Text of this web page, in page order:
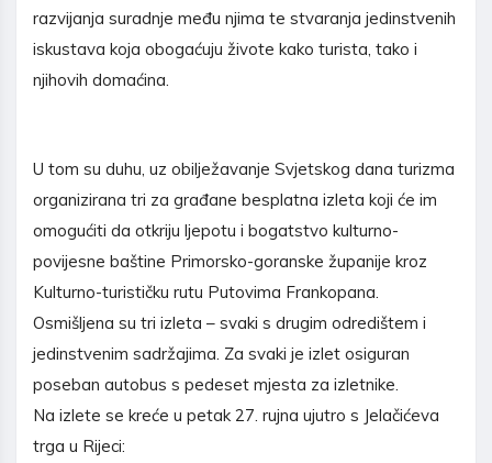
razvijanja suradnje među njima te stvaranja jedinstvenih
iskustava koja obogaćuju živote kako turista, tako i
njihovih domaćina.
U tom su duhu, uz obilježavanje Svjetskog dana turizma
organizirana tri za građane besplatna izleta koji će im
omogućiti da otkriju ljepotu i bogatstvo kulturno-
povijesne baštine Primorsko-goranske županije kroz
Kulturno-turističku rutu Putovima Frankopana.
Osmišljena su tri izleta – svaki s drugim odredištem i
jedinstvenim sadržajima. Za svaki je izlet osiguran
poseban autobus s pedeset mjesta za izletnike.
Na izlete se kreće u petak 27. rujna ujutro s Jelačićeva
trga u Rijeci: